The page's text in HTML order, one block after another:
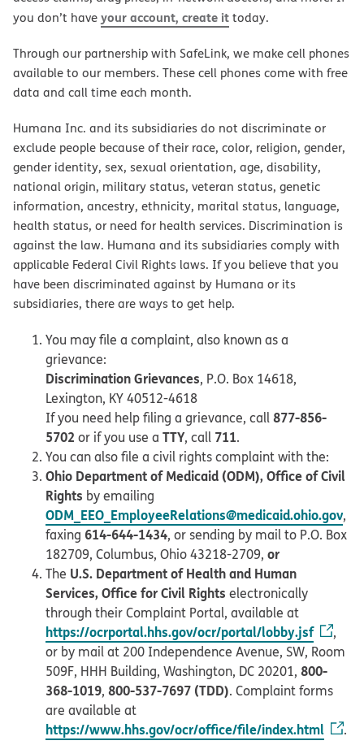
you don’t haveyour account, create ittoday.
Through our partnership with SafeLink, we make cell phones
available to our members. These cell phones come with free
data and call time each month.
Humana Inc. and its subsidiaries do not discriminate or
exclude people because of their race, color, religion, gender,
gender identity, sex, sexual orientation, age, disability,
national origin, military status, veteran status, genetic
information, ancestry, ethnicity, marital status, language,
health status, or need for health services. Discrimination is
against the law. Humana and its subsidiaries comply with
applicable Federal Civil Rights laws. If you believe that you
have been discriminated against by Humana or its
subsidiaries, there are ways to get help.
You may file a complaint, also known as a
grievance:
Discrimination Grievances, P.O. Box 14618,
Lexington, KY 40512-4618
If you need help filing a grievance, call877-856-
5702 or if you use a TTY, call 711.
You can also file a civil rights complaint with the:
Ohio Department of Medicaid (ODM), Office of Civil
Rights by emailing
ODM_EEO_EmployeeRelations@medicaid.ohio.gov,
faxing 614-644-1434, or sending by mail to P.O. Box
182709, Columbus, Ohio 43218-2709, or
The U.S. Department of Health and Human
Services, Office for Civil Rights electronically
through their Complaint Portal, available at
https://ocrportal.hhs.gov/ocr/portal/lobby.jsf
,
or by mail at 200 Independence Avenue, SW, Room
509F, HHH Building, Washington, DC 20201, 800-
368-1019, 800-537-7697 (TDD). Complaint forms
are available at
https://www.hhs.gov/ocr/office/file/index.html .